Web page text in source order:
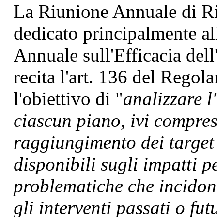
La Riunione Annuale di
dedicato principalmente
Annuale sull'Efficacia
recita l'art. 136 del
l'obiettivo di "analizzare
ciascun piano, ivi
raggiungimento dei
disponibili sugli impatti
problematiche che
gli interventi passati o